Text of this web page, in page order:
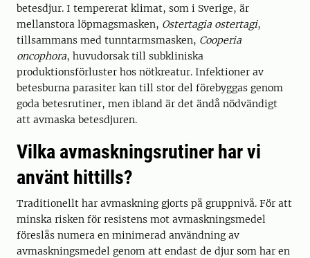
betesdjur. I tempererat klimat, som i Sverige, är
mellanstora löpmagsmasken, Ostertagia ostertagi,
tillsammans med tunntarmsmasken, Cooperia
oncophora, huvudorsak till subkliniska
produktionsförluster hos nötkreatur. Infektioner av
betesburna parasiter kan till stor del förebyggas genom
goda betesrutiner, men ibland är det ändå nödvändigt
att avmaska betesdjuren.
Vilka avmaskningsrutiner har vi
använt hittills?
Traditionellt har avmaskning gjorts på gruppnivå. För att
minska risken för resistens mot avmaskningsmedel
föreslås numera en minimerad användning av
avmaskningsmedel genom att endast de djur som har en